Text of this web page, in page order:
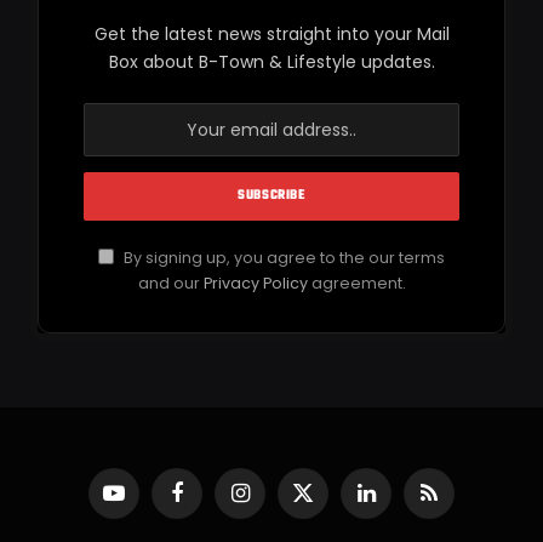
Get the latest news straight into your Mail
Box about B-Town & Lifestyle updates.
By signing up, you agree to the our terms
and ourPrivacy Policyagreement.
YouTubeFacebookInstagram
X
(Twitter)
LinkedInRSS